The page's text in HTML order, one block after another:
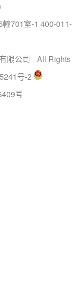
701室-1 400-011-
限公司
All Rights
号-2
号